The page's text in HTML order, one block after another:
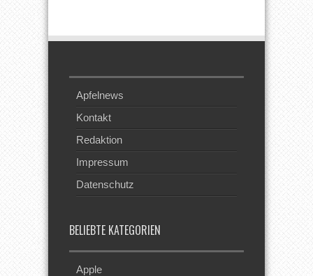
Apfelnews
Kontakt
Redaktion
Impressum
Datenschutz
BELIEBTE KATEGORIEN
Apple